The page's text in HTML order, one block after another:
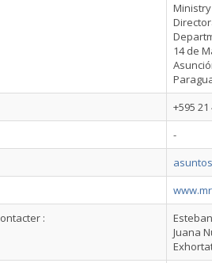
14 de
+595 21
-
:
Juana